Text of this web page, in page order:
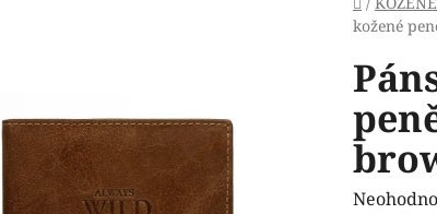
kožené
Průměrné